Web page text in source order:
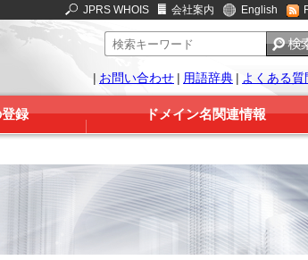
JPRS WHOIS 会社案内 English
| お問い合わせ | 用語辞典 | よくある質
録 ドメイン名関連情報